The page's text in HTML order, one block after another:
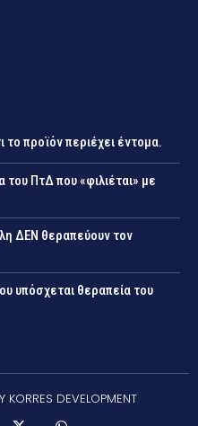
προϊόν περιέχει έντομα.
ΠτΔ που «φιλιέται» με
ΔΕΝ θεραπεύουν τον
υπόσχεται θεραπεία του
KORRES DEVELOPMENT